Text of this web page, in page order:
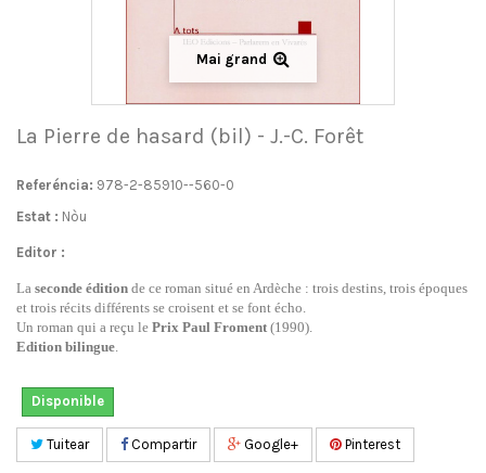
Mai grand
La Pierre de hasard (bil) - J.-C. Forêt
Referéncia: 978-2-85910--560-0
Estat : Nòu
Editor :
La seconde édition de ce roman situé en Ardèche : trois destins, trois époques
et trois récits différents se croisent et se font écho.
Un roman qui a reçu le Prix Paul Froment (1990).
Edition bilingue.
Disponible
Tuitear Compartir Google+ Pinterest